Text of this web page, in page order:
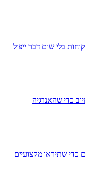
בלי שום דבר ייפול
כדי שהאנרגיה
כדי שתיראו מקצועיים